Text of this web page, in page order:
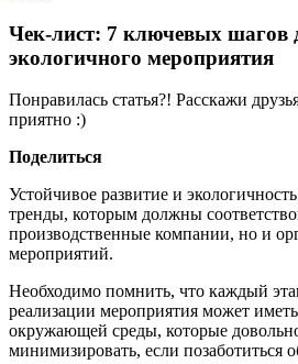
Чек-лист: 7 ключевых шагов
экологичного мероприятия
Понравилась статья?! Расскажи
приятно :)
Поделиться
Устойчивое развитие и
тренды, которым должны
производственные компании, но и
мероприятий.
Необходимо помнить, что каждый
реализации мероприятия может
окружающей среды, которые
минимизировать, если позаботиться